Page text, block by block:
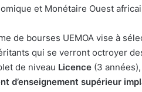
et Monétaire Ouest
de bourses UEMOA vise à
qui se verront octroyer
de niveau Licence (3 années),
d’enseignement supérieur